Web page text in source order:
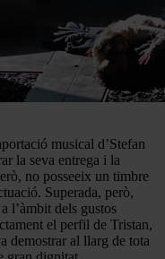
musical d’Stefan
la seva entrega i la
no posseeix un timbre
Superada, però,
l’àmbit dels gustos
el perfil de Tristan,
demostrar al llarg de tota